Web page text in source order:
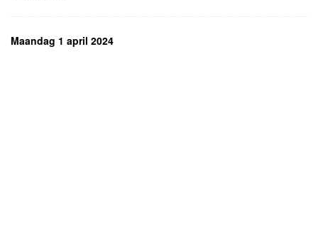
Maandag 1 april 2024